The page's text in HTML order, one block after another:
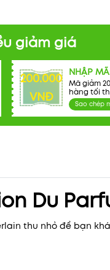
giảm giá
200.000
VNĐ
NHẬP
Mã giảm
hàng tối
Sao chép
Du
thu nhỏ để bạn